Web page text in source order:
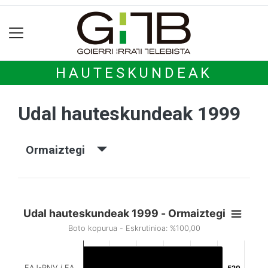
HAUTESKUNDEAK
Udal hauteskundeak 1999
Ormaiztegi
Udal hauteskundeak 1999 - Ormaiztegi
Boto kopurua - Eskrutinioa: %100,00